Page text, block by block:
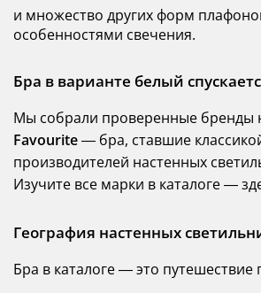
и множество других форм
особенностями свечения.
Бра в варианте белый
Мы собрали проверенные бренды
Favourite— бра, ставшие
производителей настенных
Изучите все марки в каталоге —
География настенных
Бра в каталоге — это